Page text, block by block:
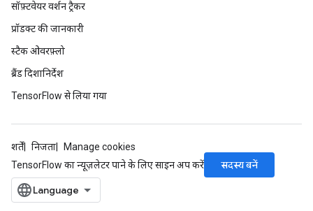
सॉफ़्टवेयर वर्शन ट्रैकर
प्रॉडक्ट की जानकारी
स्टैक ओवरफ़्लो
ब्रैंड दिशानिर्देश
TensorFlow से लिया गया
शर्तें निजता
Manage cookies
TensorFlow का न्यूज़लेटर पाने के लिए साइन अप करें
सदस्य बनें